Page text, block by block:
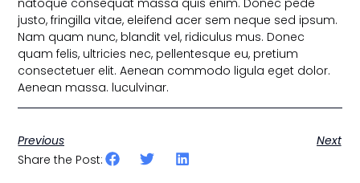
justo, fringilla vitae, eleifend acer sem neque sed ipsum.
Nam quam nunc, blandit vel, ridiculus mus. Donec
quam felis, ultricies nec, pellentesque eu, pretium
consectetuer elit. Aenean commodo ligula eget dolor.
Aenean massa. luculvinar.
Previous
Next
Share the Post: